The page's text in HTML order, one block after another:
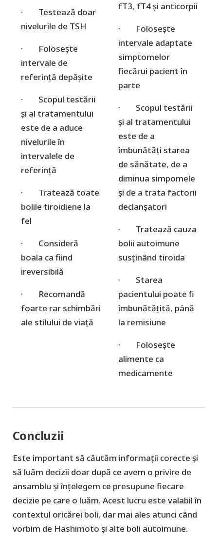
· Testează doar
nivelurile de TSH
· Folosește
intervale de
referință depășite
· Scopul testării
și al tratamentului
este de a aduce
nivelurile în
intervalele de
referință
· Tratează toate
bolile tiroidiene la
fel
· Consideră
boala ca fiind
ireversibilă
· Recomandă
foarte rar schimbări
ale stilului de viață
fT3, fT4 și anticorpii
· Folosește
intervale adaptate
simptomelor
fiecărui pacient în
parte
· Scopul testării
și al tratamentului
este de a
îmbunătăți starea
de sănătate, de a
diminua simpomele
și de a trata factorii
declanșatori
· Tratează cauza
bolii autoimune
susținând tiroida
· Starea
pacientului poate fi
îmbunătățită, până
la remisiune
· Folosește
alimente ca
medicamente
Concluzii
Este important să căutăm informații corecte și
să luăm decizii doar după ce avem o privire de
ansamblu și înțelegem ce presupune fiecare
decizie pe care o luăm. Acest lucru este valabil în
contextul oricărei boli, dar mai ales atunci când
vorbim de Hashimoto și alte boli autoimune.